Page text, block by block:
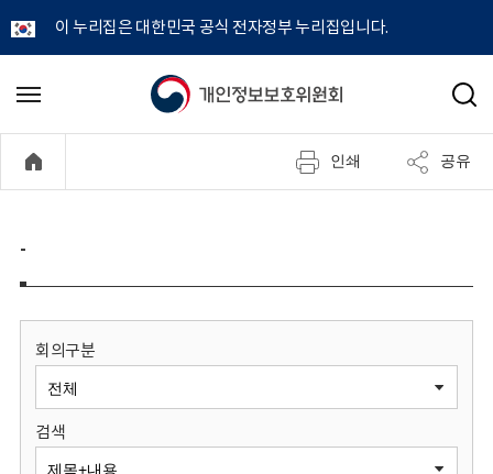
이 누리집은 대한민국 공식 전자정부 누리집입니다.
개
정
보
원
메
기
검
인쇄 공유
-
회의구분
검색